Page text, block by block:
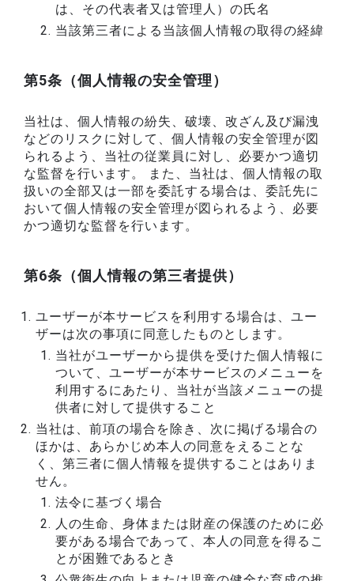
は、その代表者又は管理人）の氏名
当該第三者による当該個人情報の取得の経緯
第5条（個人情報の安全管理）
当社は、個人情報の紛失、破壊、改ざん及び漏洩
などのリスクに対して、個人情報の安全管理が図
られるよう、当社の従業員に対し、必要かつ適切
な監督を行います。 また、当社は、個人情報の取
扱いの全部又は一部を委託する場合は、委託先に
おいて個人情報の安全管理が図られるよう、必要
かつ適切な監督を行います。
第6条（個人情報の第三者提供）
ユーザーが本サービスを利用する場合は、ユー
ザーは次の事項に同意したものとします。
当社がユーザーから提供を受けた個人情報に
ついて、ユーザーが本サービスのメニューを
利用するにあたり、当社が当該メニューの提
供者に対して提供すること
当社は、前項の場合を除き、次に掲げる場合の
ほかは、あらかじめ本人の同意をえることな
く、第三者に個人情報を提供することはありま
せん。
法令に基づく場合
人の生命、身体または財産の保護のために必
要がある場合であって、本人の同意を得るこ
とが困難であるとき